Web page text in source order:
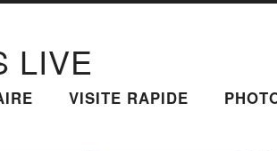
LIVE
VISITE RAPIDE